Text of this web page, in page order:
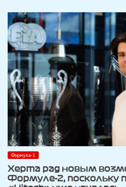
Формула-1
Херта рад новым
Формуле-2, поскольку